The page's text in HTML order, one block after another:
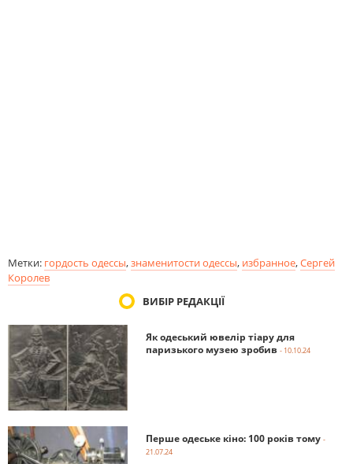
Метки: гордость одессы,знаменитости одессы, избранное,Сергей
Королев
ВИБІР РЕДАКЦІЇ
Як одеський ювелір тіару для
паризького музею зробив - 10.10.24
Перше одеське кіно: 100 років тому -
21.07.24